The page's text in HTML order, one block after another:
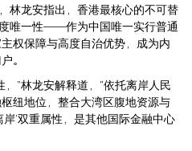
林龙安指出，香港最核心的不可替
唯一性——作为中国唯一实行普通
权保障与高度自治优势，成为内
。
”林龙安解释道，“依托离岸人民
纽地位，整合大湾区腹地资源与
’双重属性，是其他国际金融中心